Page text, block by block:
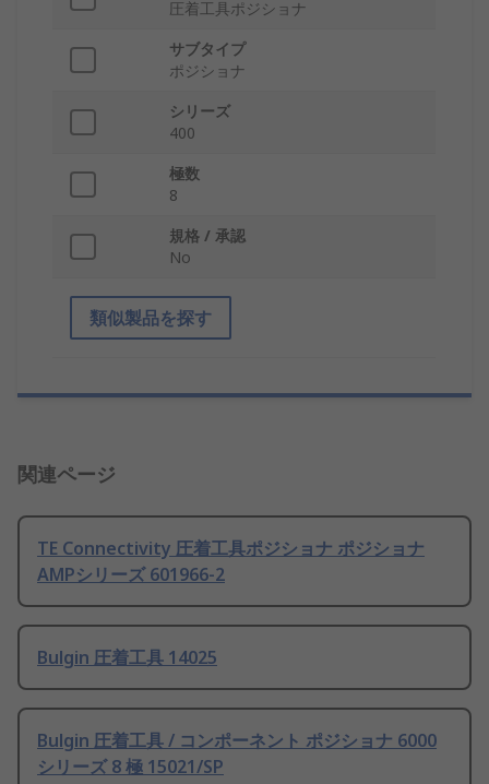
圧着工具ポジショナ
サブタイプ
ポジショナ
シリーズ
400
極数
8
規格 / 承認
No
類似製品を探す
関連ページ
TE Connectivity 圧着工具ポジショナ ポジショナ
AMPシリーズ 601966-2
Bulgin 圧着工具 14025
Bulgin 圧着工具 / コンポーネント ポジショナ 6000
シリーズ 8 極 15021/SP